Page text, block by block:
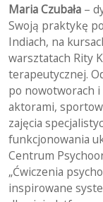
Maria Czubała –
Swoją praktykę
Indiach, na
warsztatach Rity
terapeutycznej.
po nowotworach i
aktorami,
zajęcia
funkcjonowania
Centrum
„Ćwiczenia
inspirowane